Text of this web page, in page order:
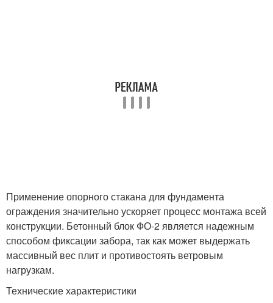
Применение опорного стакана для фундамента
ограждения значительно ускоряет процесс монтажа всей
конструкции. Бетонный блок ФО-2 является надежным
способом фиксации забора, так как может выдержать
массивный вес плит и противостоять ветровым
нагрузкам.
Технические характеристики